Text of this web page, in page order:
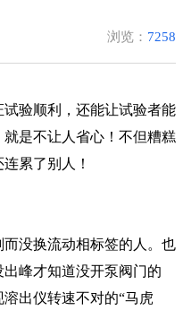
浏览： 7258
验顺利，还能让试验者能
是不让人省心！不但糟糕
累了别人！
没换流动相标签的人。也
峰才知道没开泵阀门的
出仪转速不对的“马虎